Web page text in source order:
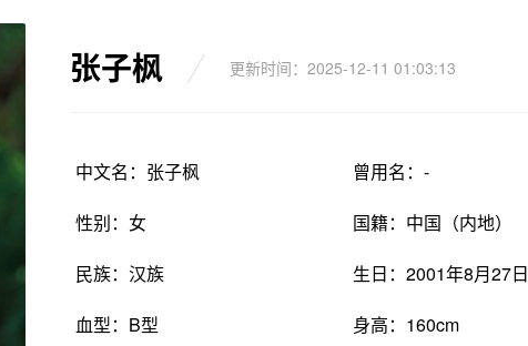
张子枫 更新时间：2025-12-11 01:03:13
中文名：张子枫 曾用名：-
性别：女
国籍：中国（内地）
民族：汉族
生日：2001年8月27日
血型：B型
身高：160cm